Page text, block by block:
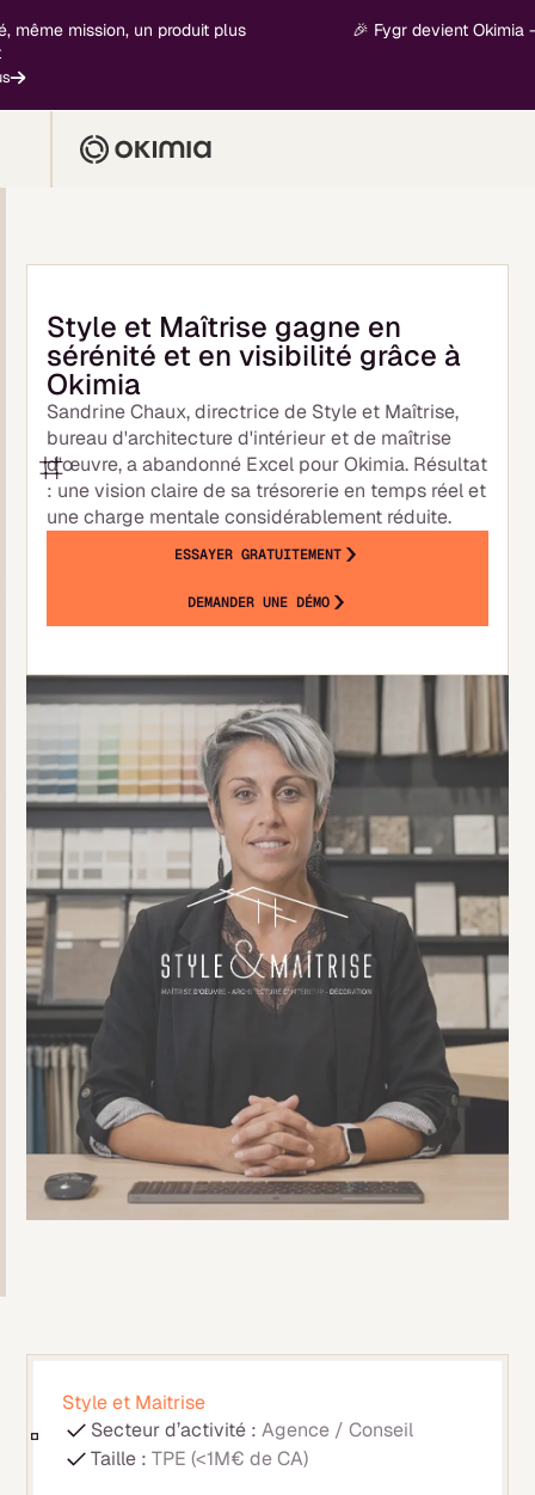
mission, un produit plus 🎉 Fygr devient Okimia -
Style et Maîtrise gagne en
sérénité et en visibilité grâce à
Okimia
Sandrine Chaux, directrice de Style et Maîtrise,
bureau d'architecture d'intérieur et de maîtrise
d'œuvre, a abandonné Excel pour Okimia. Résultat
: une vision claire de sa trésorerie en temps réel et
une charge mentale considérablement réduite.
ESSAYER GRATUITEMENT
DEMANDER UNE DÉMO
Style et Maitrise
Secteur d’activité :Agence / Conseil
Taille :TPE (<1M€ de CA)